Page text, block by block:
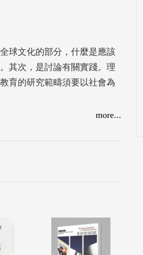
球文化的部分，什麼是應該
其次，是討論有關實踐。理
育的研究範疇須要以社會為
more...